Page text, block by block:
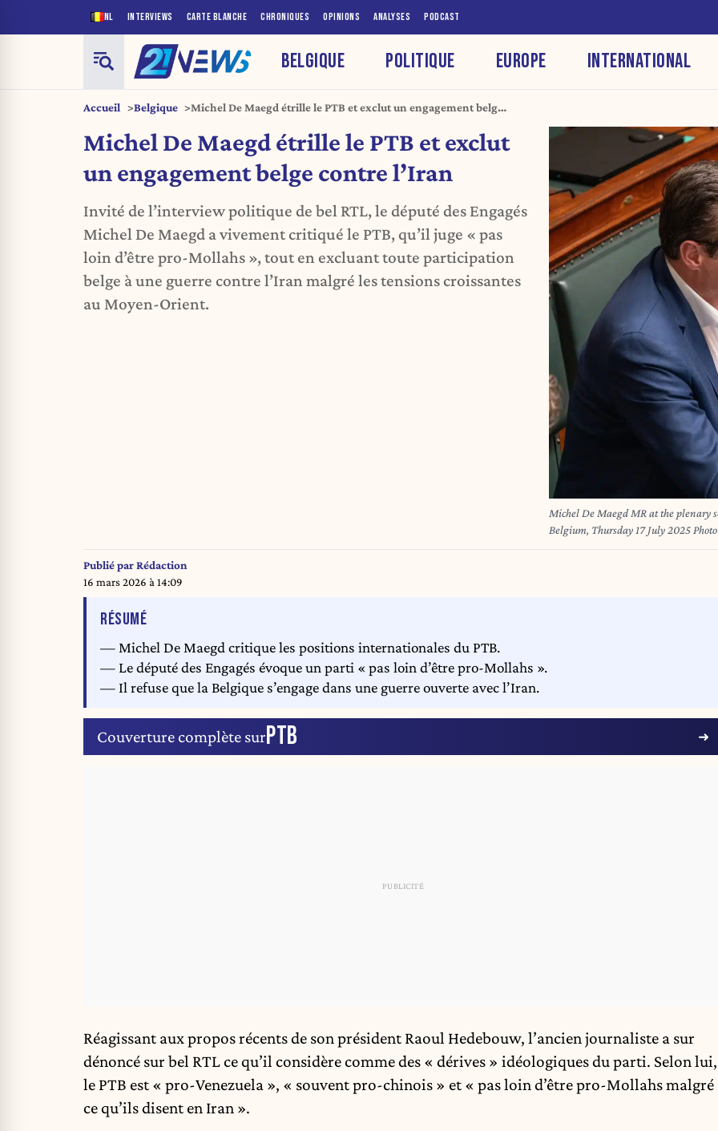
NL INTERVIEWS CARTE BLANCHE CHRONIQUES OPINIONS ANALYSES PODCAST
BELGIQUE POLITIQUE EUROPE INTERNATIONAL
Accueil Belgique
Michel De Maegd étrille le PTB et exclut un engagement belge
Michel De Maegd étrille le PTB et exclut
un engagement belge contre l’Iran
Invité de l’interview politique de bel RTL, le député des Engagés
Michel De Maegd a vivement critiqué le PTB, qu’il juge « pas
loin d’être pro-Mollahs », tout en excluant toute participation
belge à une guerre contre l’Iran malgré les tensions croissantes
au Moyen-Orient.
Michel De Maegd MR at the plenary
Belgium, Thursday 17 July 2025
Publié parRédaction
16 mars 2026 à 14:09
RÉSUMÉDE L'ARTICLE
— Michel De Maegd critique les positions internationales du PTB.
— Le député des Engagés évoque un parti « pas loin d’être pro-Mollahs ».
— Il refuse que la Belgique s’engage dans une guerre ouverte avec l’Iran.
Couverture complète surPTB
Réagissant aux propos récents de son président Raoul Hedebouw, l’ancien journaliste a sur
dénoncé sur bel RTL ce qu’il considère comme des « dérives » idéologiques du parti. Selon lui,
le PTB est « pro-Venezuela », « souvent pro-chinois » et « pas loin d’être pro-Mollahs malgré
ce qu’ils disent en Iran ».